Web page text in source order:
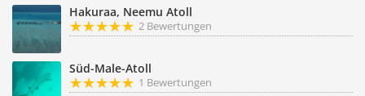
Hakuraa, Neemu Atoll
2 Bewertungen
Süd-Male-Atoll
1 Bewertungen